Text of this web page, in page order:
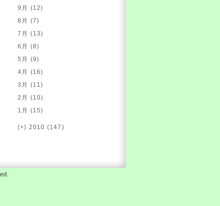
9月 (12)
8月 (7)
7月 (13)
6月 (8)
5月 (9)
4月 (16)
3月 (11)
2月 (10)
1月 (15)
(+) 2010 (147)